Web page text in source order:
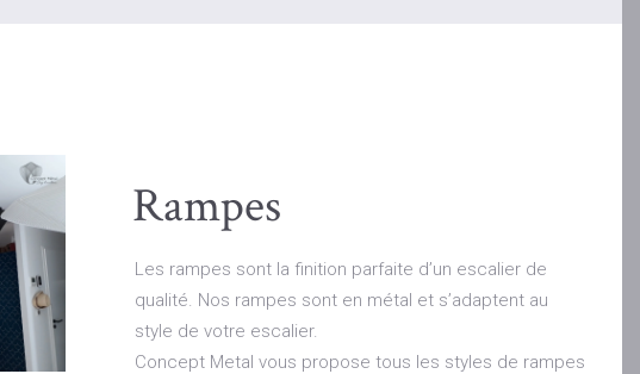
Rampes
Les rampes sont la finition parfaite d’un escalier de
qualité. Nos rampes sont en métal et s’adaptent au
style de votre escalier.
Concept Metal vous propose tous les styles de rampes